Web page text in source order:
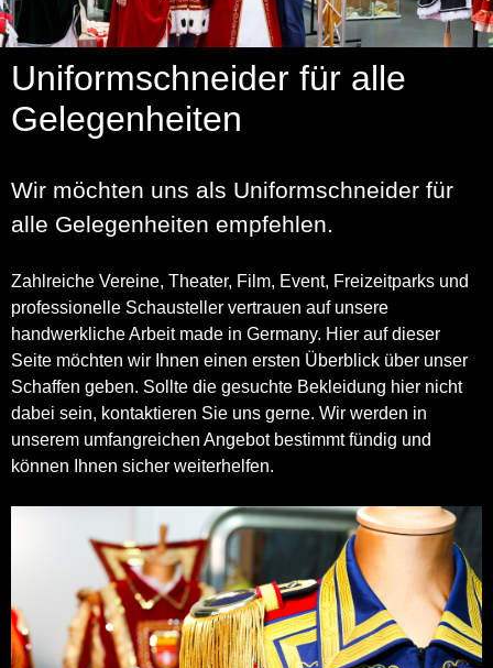
Uniformschneider für alle
Gelegenheiten
Wir möchten uns als Uniformschneider für
alle Gelegenheiten empfehlen.
Zahlreiche Vereine, Theater, Film, Event, Freizeitparks und
professionelle Schausteller vertrauen auf unsere
handwerkliche Arbeit made in Germany. Hier auf dieser
Seite möchten wir Ihnen einen ersten Überblick über unser
Schaffen geben. Sollte die gesuchte Bekleidung hier nicht
dabei sein, kontaktieren Sie uns gerne. Wir werden in
unserem umfangreichen Angebot bestimmt fündig und
können Ihnen sicher weiterhelfen.